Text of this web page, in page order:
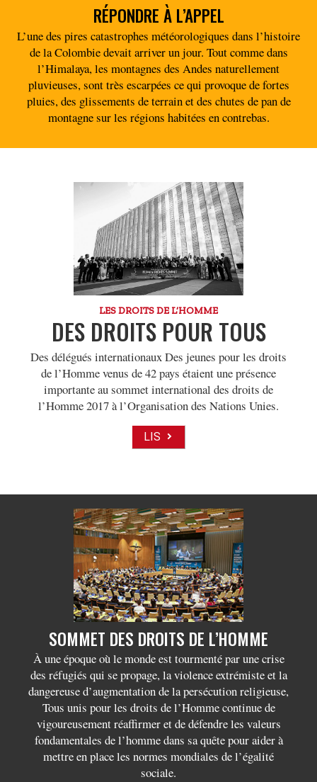
RÉPONDRE À L’APPEL
L’une des pires catastrophes météorologiques dans l’histoire
de la Colombie devait arriver un jour. Tout comme dans
l’Himalaya, les montagnes des Andes naturellement
pluvieuses, sont très escarpées ce qui provoque de fortes
pluies, des glissements de terrain et des chutes de pan de
montagne sur les régions habitées en contrebas.
LES DROITS DE L’HOMME
DES DROITS POUR TOUS
Des délégués internationaux Des jeunes pour les droits
de l’Homme venus de 42 pays étaient une présence
importante au sommet international des droits de
l’Homme 2017 à l’Organisation des Nations Unies.
LIS
SOMMET DES DROITS DE L’HOMME
À une époque où le monde est tourmenté par une crise
des réfugiés qui se propage, la violence extrémiste et la
dangereuse d’augmentation de la persécution religieuse,
Tous unis pour les droits de l’Homme continue de
vigoureusement réaffirmer et de défendre les valeurs
fondamentales de l’homme dans sa quête pour aider à
mettre en place les normes mondiales de l’égalité
sociale.